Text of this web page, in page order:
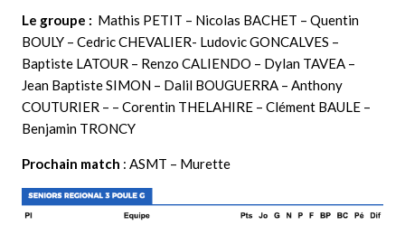
Le groupe : Mathis PETIT – Nicolas BACHET – Quentin
BOULY – Cedric CHEVALIER- Ludovic GONCALVES –
Baptiste LATOUR – Renzo CALIENDO – Dylan TAVEA –
Jean Baptiste SIMON – Dalil BOUGUERRA – Anthony
COUTURIER – – Corentin THELAHIRE – Clément BAULE –
Benjamin TRONCY
Prochain match : ASMT – Murette